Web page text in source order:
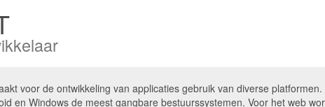
voor de ontwikkeling van applicaties gebruik van diverse platformen.
en Windows de meest gangbare bestuurssystemen. Voor het web